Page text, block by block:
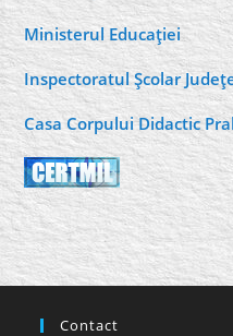
Ministerul Educaţiei
Inspectoratul Şcolar
Casa Corpului Didactic
Contact